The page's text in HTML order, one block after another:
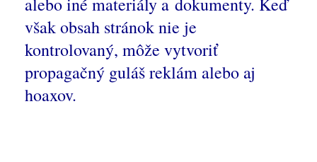
však obsah stránok nie je
kontrolovaný, môže vytvoriť
propagačný guláš reklám alebo aj
hoaxov.